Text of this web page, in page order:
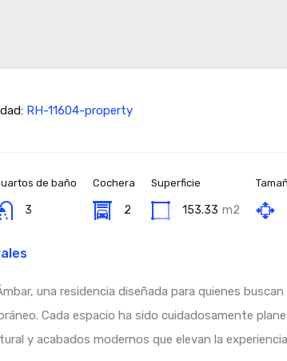
RH-11604-property
de baño
3
Cochera
2
Superficie
153.33 m2
una residencia diseñada para quienes
Cada espacio ha sido cuidadosamente
y acabados modernos que elevan la